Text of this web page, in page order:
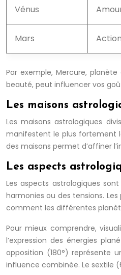
Vénus
Mars
Par exemple, Mercure,
beauté, peut influencer vos
Les maisons
Les maisons astrologiques
manifestent le plus fortement
des maisons permet d’affiner
Les aspects
Les aspects astrologiques
harmonies ou des tensions.
comment les différentes
Pour mieux comprendre,
l’expression des énergies
opposition (180°) représente
influence combinée. Le sextile